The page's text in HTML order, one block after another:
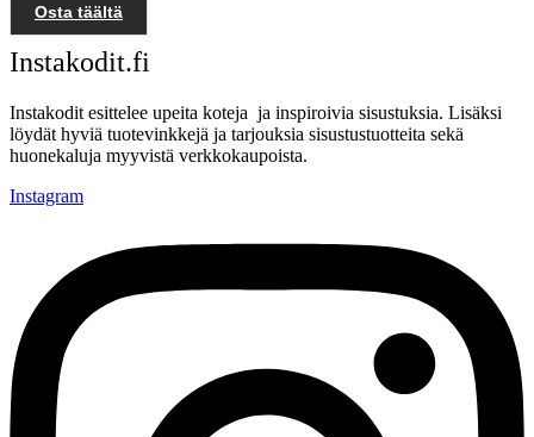
Osta täältä
Instakodit.fi
Instakodit esittelee upeita koteja ja inspiroivia sisustuksia. Lisäksi
löydät hyviä tuotevinkkejä ja tarjouksia sisustustuotteita sekä
huonekaluja myyvistä verkkokaupoista.
Instagram